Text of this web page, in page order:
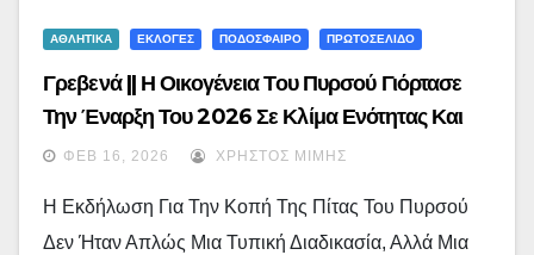
ΑΘΛΗΤΙΚΑ ΕΚΛΟΓΕΣ ΠΟΔΟΣΦΑΙΡΟ ΠΡΩΤΟΣΕΛΙΔΟ
Γρεβενά || Η Οικογένεια Του Πυρσού Γιόρτασε
Την Έναρξη Του 2026 Σε Κλίμα Ενότητας Και
Αισιοδοξίας : Με Μεγάλη Επιτυχία Η Κοπή Της
ΦΕΒ 16, 2026 ΧΡΉΣΤΟΣ ΜΊΜΗΣ
Η Εκδήλωση Για Την Κοπή Της Πίτας Του Πυρσού
Δεν Ήταν Απλώς Μια Τυπική Διαδικασία, Αλλά Μια